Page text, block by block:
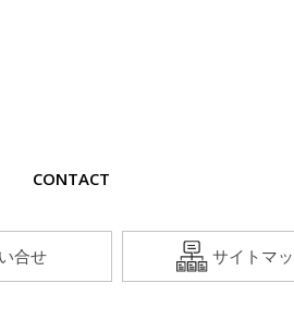
CONTACT
合せ サイトマ